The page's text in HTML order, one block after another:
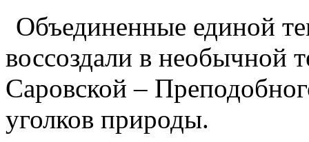
Объединенные единой
воссоздали в необычной
Саровской –
уголков природы.